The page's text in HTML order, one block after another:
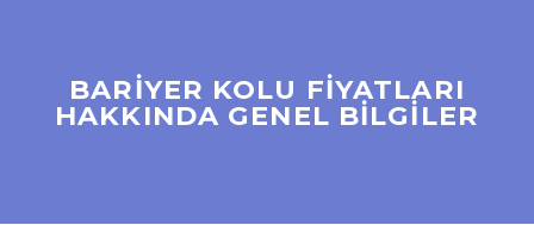
BARIYER KOLU FIYATLARI
HAKKINDA GENEL BILGILER